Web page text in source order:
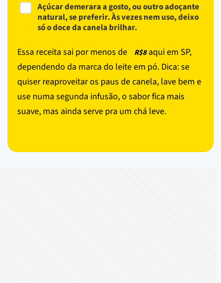
Açúcar demerara a gosto, ou outro adoçante
natural, se preferir. Às vezes nem uso, deixo
só o doce da canela brilhar.
Essa receita sai por menos de R$8aqui em SP,
dependendo da marca do leite em pó. Dica: se
quiser reaproveitar os paus de canela, lave bem e
use numa segunda infusão, o sabor fica mais
suave, mas ainda serve pra um chá leve.